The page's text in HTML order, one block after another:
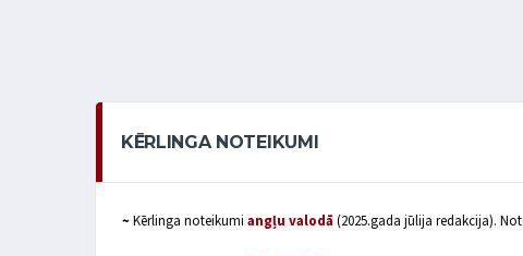
KĒRLINGA NOTEIKUMI
~Kērlinga noteikumi angļu valodā (2025.gada jūlija redakcija).